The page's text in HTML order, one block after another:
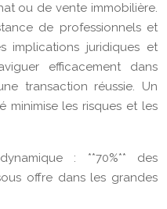
ou de vente immobilière.
de professionnels et
implications juridiques et
efficacement dans
transaction réussie. Un
minimise les risques et les
: **70%** des
offre dans les grandes